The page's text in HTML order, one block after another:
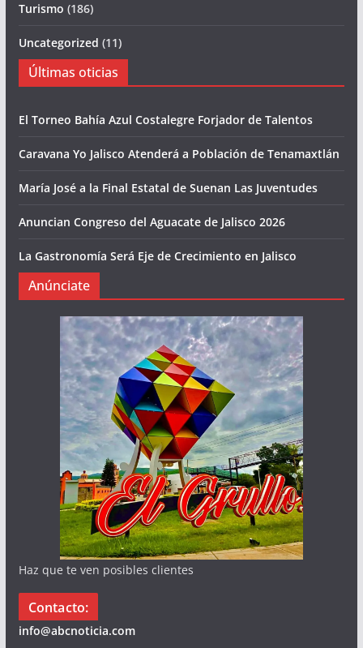
Turismo (186)
Uncategorized (11)
Últimas oticias
El Torneo Bahía Azul Costalegre Forjador de Talentos
Caravana Yo Jalisco Atenderá a Población de Tenamaxtlán
María José a la Final Estatal de Suenan Las Juventudes
Anuncian Congreso del Aguacate de Jalisco 2026
La Gastronomía Será Eje de Crecimiento en Jalisco
Anúnciate
Haz que te ven posibles clientes
Contacto:
info@abcnoticia.com